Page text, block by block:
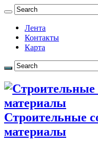
Лента
Контакты
Карта
Строительные
материалы